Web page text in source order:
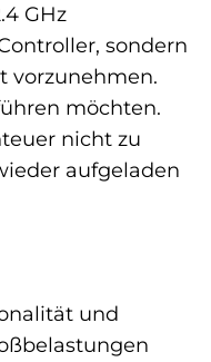
GHz
sondern
vorzunehmen.
möchten.
nicht zu
aufgeladen
und